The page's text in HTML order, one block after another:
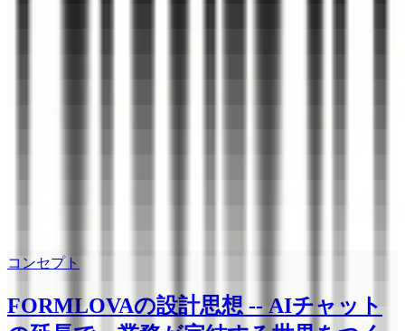
コンセプト
FORMLOVAの設計思想 -- AIチャット